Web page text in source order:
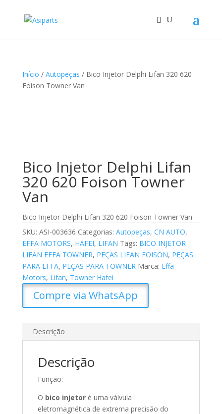
Início / Autopeças / Bico Injetor Delphi Lifan 320 620
Foison Towner Van
Bico Injetor Delphi Lifan
320 620 Foison Towner
Van
Bico Injetor Delphi Lifan 320 620 Foison Towner Van
SKU: ASI-003636 Categorias: Autopeças, CN AUTO,
EFFA MOTORS, HAFEI, LIFAN Tags: BICO INJETOR
LIFAN EFFA TOWNER, PEÇAS LIFAN FOISON, PEÇAS
PARA EFFA, PEÇAS PARA TOWNER Marca: Effa
Motors, Lifan, Towner Hafei
Compre via WhatsApp
Descrição
Descrição
Função:
O bico injetoré uma válvula
eletromagnética de extrema precisão do